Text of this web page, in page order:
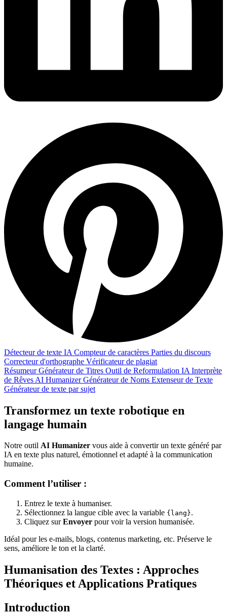
Détecteur de texte IA Compteur de caractères Parties du discours
Correcteur d'orthographe Vérificateur de plagiat
RésumeurGénérateur de Titres Outil de Reformulation IA Interprète
de Rêves AI HumanizerGénérateur de Noms Extenseur de Texte
Générateur de texte par sujet
Transformez un texte robotique en
langage humain
Notre outil AI Humanizer vous aide à convertir un texte généré par
IA en texte plus naturel, émotionnel et adapté à la communication
humaine.
Comment l’utiliser :
Entrez le texte à humaniser.
Sélectionnez la langue cible avec la variable {lang}.
Cliquez surEnvoyer pour voir la version humanisée.
Idéal pour les e-mails, blogs, contenus marketing, etc. Préserve le
sens, améliore le ton et la clarté.
Humanisation des Textes : Approches
Théoriques et Applications Pratiques
Introduction